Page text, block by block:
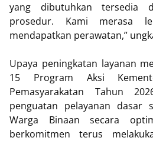
yang dibutuhkan tersedia
prosedur. Kami merasa
mendapatkan perawatan,”
Upaya peningkatan layanan
15 Program Aksi
Pemasyarakatan Tahun
penguatan pelayanan dasar
Warga Binaan secara
berkomitmen terus